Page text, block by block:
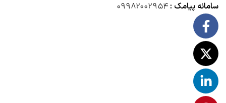
سامانه پیامک : ۰۹۹۸۲۰۰۲۹۵۴